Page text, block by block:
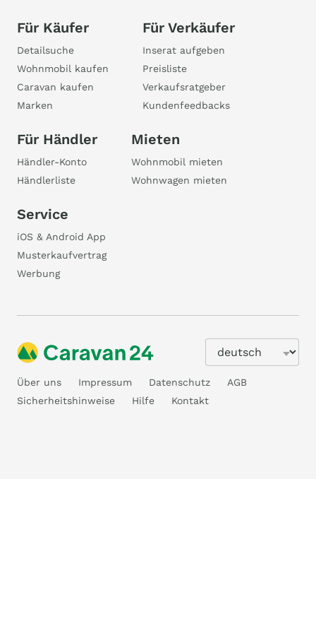
Für Käufer
Detailsuche
Wohnmobil kaufen
Caravan kaufen
Marken
Für Verkäufer
Inserat aufgeben
Preisliste
Verkaufsratgeber
Kundenfeedbacks
Für Händler
Händler-Konto
Händlerliste
Mieten
Wohnmobil mieten
Wohnwagen mieten
Service
iOS & Android App
Musterkaufvertrag
Werbung
Über uns Impressum Datenschutz
AGB
Sicherheitshinweise
Hilfe Kontakt